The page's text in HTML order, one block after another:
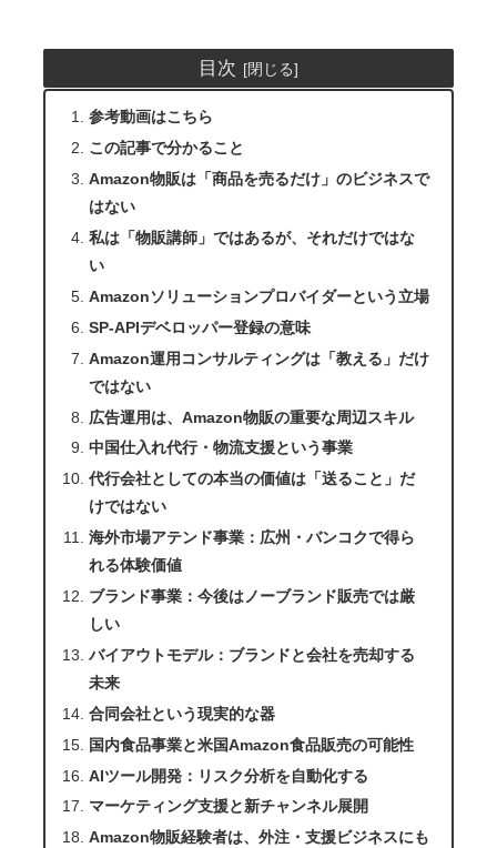
目次
参考動画はこちら
この記事で分かること
Amazon物販は「商品を売るだけ」のビジネスで
はない
私は「物販講師」ではあるが、それだけではな
い
Amazonソリューションプロバイダーという立場
SP-APIデベロッパー登録の意味
Amazon運用コンサルティングは「教える」だけ
ではない
広告運用は、Amazon物販の重要な周辺スキル
中国仕入れ代行・物流支援という事業
代行会社としての本当の価値は「送ること」だ
けではない
海外市場アテンド事業：広州・バンコクで得ら
れる体験価値
ブランド事業：今後はノーブランド販売では厳
しい
バイアウトモデル：ブランドと会社を売却する
未来
合同会社という現実的な器
国内食品事業と米国Amazon食品販売の可能性
AIツール開発：リスク分析を自動化する
マーケティング支援と新チャンネル展開
Amazon物販経験者は、外注・支援ビジネスにも